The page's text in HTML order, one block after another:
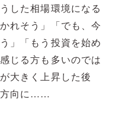
した相場環境になる
れそう」「でも、今
」「もう投資を始め
じる方も多いのでは
大きく上昇した後
方向に……